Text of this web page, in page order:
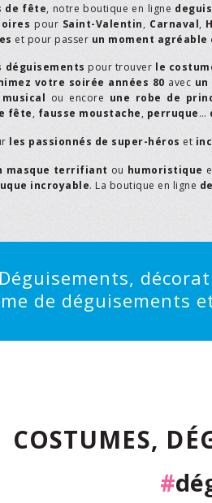
de fête, notre boutique en ligne
pour Saint-Valentin, Carnaval,
et pour passer un moment
déguisements pour trouver le
votre soirée années 80 avec un
ou encore une robe de
fête, fausse moustache, perruque…
les passionnés de super-héros et
masque terrifiant ou humoristique
incroyable. La boutique en ligne
Déguisements,
de
COSTUMES,
#